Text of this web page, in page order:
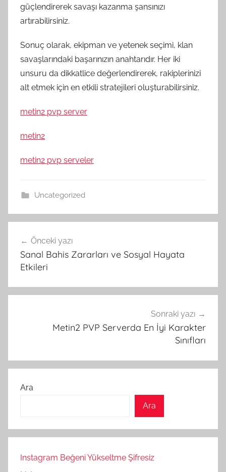
güçlendirerek savaşı kazanma şansınızı
artırabilirsiniz.
Sonuç olarak, ekipman ve yetenek seçimi, klan
savaşlarındaki başarınızın anahtarıdır. Her iki
unsuru da dikkatlice değerlendirerek, rakiplerinizi
alt etmek için en etkili stratejileri oluşturabilirsiniz.
metin2 pvp server
metin2
metin2 pvp serveler
Uncategorized
gezinmesi
Önceki yazı
Sanal Bahis Zararları ve Sosyal Hayata
Etkileri
Sonraki yazı
Metin2 PVP Serverda En İyi Karakter
Sınıfları
Ara
Ara
Instagram Beğeni Yükseltme Şifresiz